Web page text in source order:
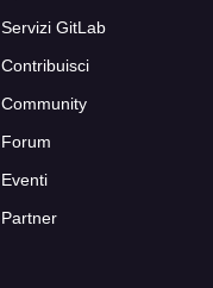
Servizi GitLab
Contribuisci
Community
Forum
Eventi
Partner